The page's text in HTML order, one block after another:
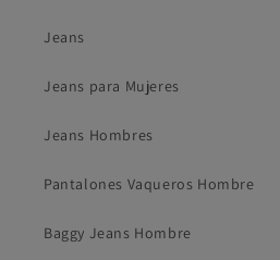
Jeans
Jeans para Mujeres
Jeans Hombres
Pantalones Vaqueros Hombre
Baggy Jeans Hombre